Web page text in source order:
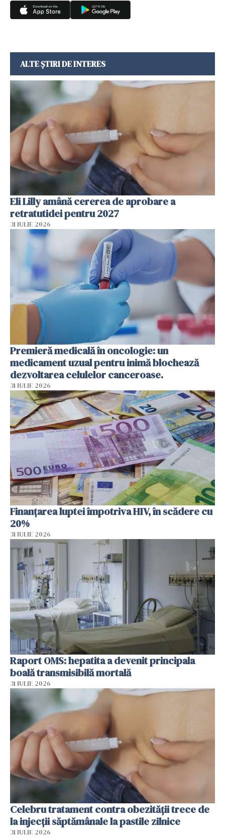
ALTE ȘTIRI DE INTERES
Eli Lilly amână cererea de aprobare a
retratutidei pentru 2027
31 IULIE 2026
Premieră medicală în oncologie: un
medicament uzual pentru inimă blochează
dezvoltarea celulelor canceroase.
31 IULIE 2026
Finanțarea luptei împotriva HIV, în scădere cu
20%
31 IULIE 2026
Raport OMS: hepatita a devenit principala
boală transmisibilă mortală
31 IULIE 2026
Celebru tratament contra obezității trece de
la injecții săptămânale la pastile zilnice
31 IULIE 2026